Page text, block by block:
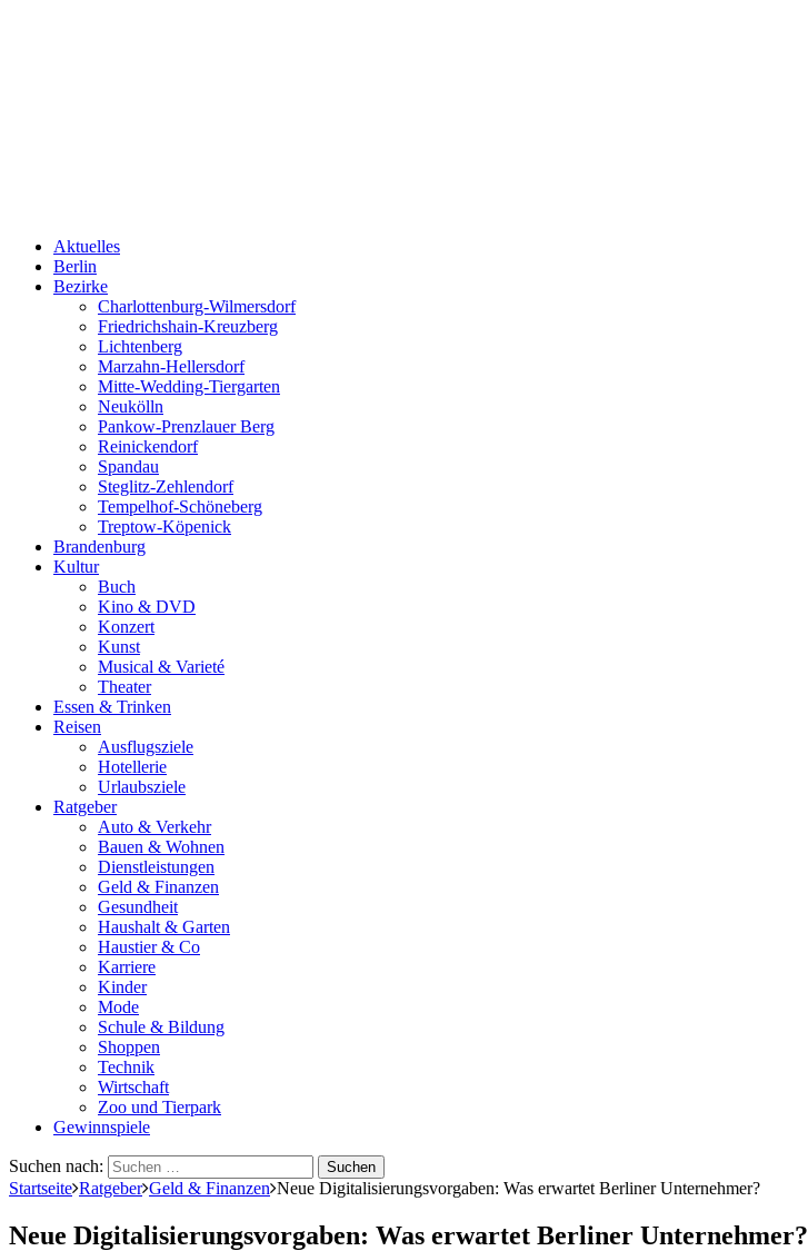
Aktuelles
Berlin
Bezirke
Charlottenburg-Wilmersdorf
Friedrichshain-Kreuzberg
Lichtenberg
Marzahn-Hellersdorf
Mitte-Wedding-Tiergarten
Neukölln
Pankow-Prenzlauer Berg
Reinickendorf
Spandau
Steglitz-Zehlendorf
Tempelhof-Schöneberg
Treptow-Köpenick
Brandenburg
Kultur
Buch
Kino & DVD
Konzert
Kunst
Musical & Varieté
Theater
Essen & Trinken
Reisen
Ausflugsziele
Hotellerie
Urlaubsziele
Ratgeber
Auto & Verkehr
Bauen & Wohnen
Dienstleistungen
Geld & Finanzen
Gesundheit
Haushalt & Garten
Haustier & Co
Karriere
Kinder
Mode
Schule & Bildung
Shoppen
Technik
Wirtschaft
Zoo und Tierpark
Gewinnspiele
Suchen nach:
Startseite Ratgeber Geld & Finanzen Neue Digitalisierungsvorgaben: Was erwartet Berliner Unternehmer?
Neue Digitalisierungsvorgaben: Was erwartet Berliner Unternehmer?